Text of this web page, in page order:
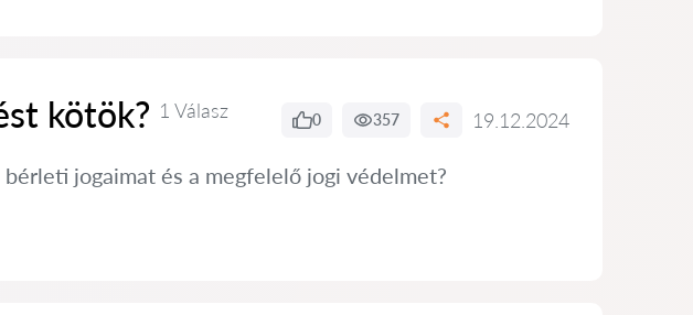
kötök? 1 Válasz 0 357 19.12.2024
jogaimat és a megfelelő jogi védelmet?